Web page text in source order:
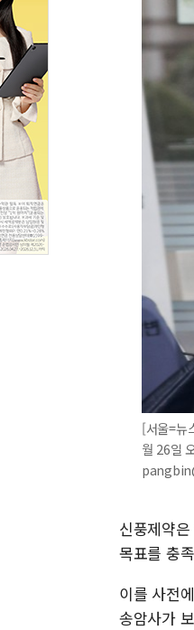
[서울=뉴
월 26일
신풍제약
목표를 충
이를 사전
송암사가